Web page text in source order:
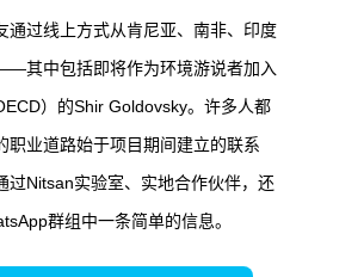
通过线上方式从肯尼亚、南非、印度
其中包括即将作为环境游说者加入
）的Shir Goldovsky。许多人都
职业道路始于项目期间建立的联系
Nitsan实验室、实地合作伙伴，还
群组中一条简单的信息。